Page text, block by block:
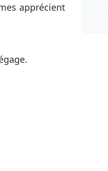
apprécient